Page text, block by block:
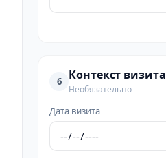
6 Контекст визита
Необязательно
Дата визита